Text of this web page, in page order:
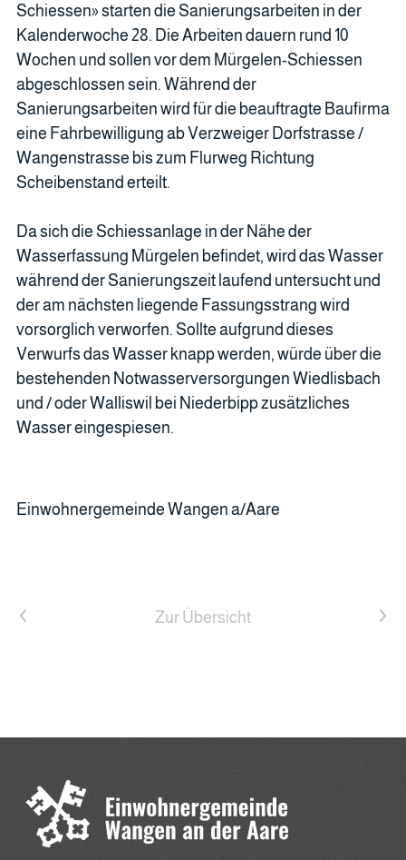
Schiessen» starten die Sanierungsarbeiten in der
Kalenderwoche 28. Die Arbeiten dauern rund 10
Wochen und sollen vor dem Mürgelen-Schiessen
abgeschlossen sein. Während der
Sanierungsarbeiten wird für die beauftragte Baufirma
eine Fahrbewilligung ab Verzweiger Dorfstrasse /
Wangenstrasse bis zum Flurweg Richtung
Scheibenstand erteilt.
Da sich die Schiessanlage in der Nähe der
Wasserfassung Mürgelen befindet, wird das Wasser
während der Sanierungszeit laufend untersucht und
der am nächsten liegende Fassungsstrang wird
vorsorglich verworfen. Sollte aufgrund dieses
Verwurfs das Wasser knapp werden, würde über die
bestehenden Notwasserversorgungen Wiedlisbach
und / oder Walliswil bei Niederbipp zusätzliches
Wasser eingespiesen.
Einwohnergemeinde Wangen a/Aare
Vorheriger Artikel Zur Übersicht Nächster Artikel